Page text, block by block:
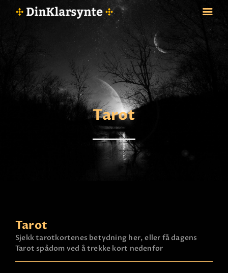
FORSIDE
ASTROLOGI
STJERNETEGN
TAROTKORT
KLARSYNTE
Tarot
Tarot
Sjekk tarotkortenes betydning her, eller få dagens
Tarot spådom ved å trekke kort nedenfor